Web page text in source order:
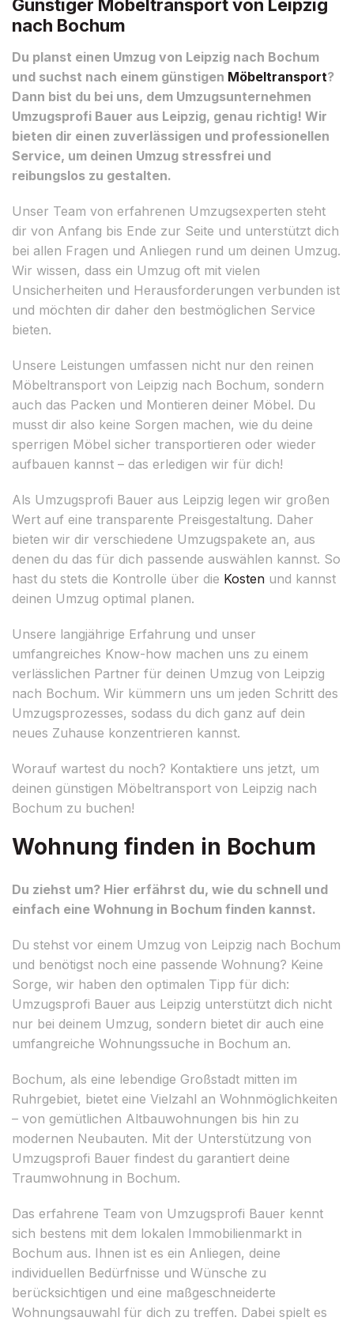
Günstiger Möbeltransport von Leipzig
nach Bochum
Du planst einen Umzug von Leipzig nach Bochum
und suchst nach einem günstigen Möbeltransport?
Dann bist du bei uns, dem Umzugsunternehmen
Umzugsprofi Bauer aus Leipzig, genau richtig! Wir
bieten dir einen zuverlässigen und professionellen
Service, um deinen Umzug stressfrei und
reibungslos zu gestalten.
Unser Team von erfahrenen Umzugsexperten steht
dir von Anfang bis Ende zur Seite und unterstützt dich
bei allen Fragen und Anliegen rund um deinen Umzug.
Wir wissen, dass ein Umzug oft mit vielen
Unsicherheiten und Herausforderungen verbunden ist
und möchten dir daher den bestmöglichen Service
bieten.
Unsere Leistungen umfassen nicht nur den reinen
Möbeltransport von Leipzig nach Bochum, sondern
auch das Packen und Montieren deiner Möbel. Du
musst dir also keine Sorgen machen, wie du deine
sperrigen Möbel sicher transportieren oder wieder
aufbauen kannst – das erledigen wir für dich!
Als Umzugsprofi Bauer aus Leipzig legen wir großen
Wert auf eine transparente Preisgestaltung. Daher
bieten wir dir verschiedene Umzugspakete an, aus
denen du das für dich passende auswählen kannst. So
hast du stets die Kontrolle über die Kosten und kannst
deinen Umzug optimal planen.
Unsere langjährige Erfahrung und unser
umfangreiches Know-how machen uns zu einem
verlässlichen Partner für deinen Umzug von Leipzig
nach Bochum. Wir kümmern uns um jeden Schritt des
Umzugsprozesses, sodass du dich ganz auf dein
neues Zuhause konzentrieren kannst.
Worauf wartest du noch? Kontaktiere uns jetzt, um
deinen günstigen Möbeltransport von Leipzig nach
Bochum zu buchen!
Wohnung finden in Bochum
Du ziehst um? Hier erfährst du, wie du schnell und
einfach eine Wohnung in Bochum finden kannst.
Du stehst vor einem Umzug von Leipzig nach Bochum
und benötigst noch eine passende Wohnung? Keine
Sorge, wir haben den optimalen Tipp für dich:
Umzugsprofi Bauer aus Leipzig unterstützt dich nicht
nur bei deinem Umzug, sondern bietet dir auch eine
umfangreiche Wohnungssuche in Bochum an.
Bochum, als eine lebendige Großstadt mitten im
Ruhrgebiet, bietet eine Vielzahl an Wohnmöglichkeiten
– von gemütlichen Altbauwohnungen bis hin zu
modernen Neubauten. Mit der Unterstützung von
Umzugsprofi Bauer findest du garantiert deine
Traumwohnung in Bochum.
Das erfahrene Team von Umzugsprofi Bauer kennt
sich bestens mit dem lokalen Immobilienmarkt in
Bochum aus. Ihnen ist es ein Anliegen, deine
individuellen Bedürfnisse und Wünsche zu
berücksichtigen und eine maßgeschneiderte
Wohnungsauwahl für dich zu treffen. Dabei spielt es